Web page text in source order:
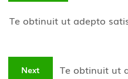
Te obtinuit ut adepto
Next Te obtinuit ut